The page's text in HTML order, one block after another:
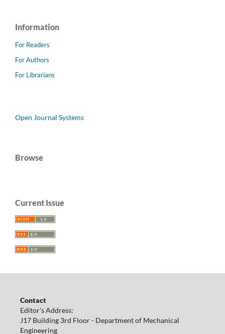
Information
For Readers
For Authors
For Librarians
Open Journal Systems
Browse
Current Issue
Contact
Editor's Address:
J17 Building 3rd Floor - Department of Mechanical
Engineering